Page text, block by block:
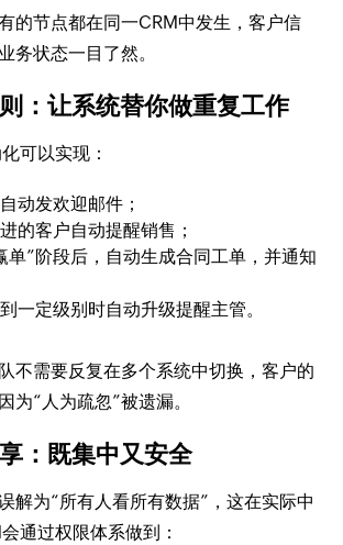
的节点都在同一CRM中发生，客户信
务状态一目了然。
：让系统替你做重复工作
可以实现：
动发欢迎邮件；
的客户自动提醒销售；
单”阶段后，自动生成合同工单，并通知
一定级别时自动升级提醒主管。
不需要反复在多个系统中切换，客户的
为“人为疏忽”被遗漏。
：既集中又安全
解为“所有人看所有数据”，这在实际中
通过权限体系做到：